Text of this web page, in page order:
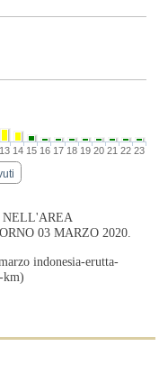
13 14 15 16 17 18 19 20 21 22 23
03 MARZO 2020.
indonesia-erutta-
km)